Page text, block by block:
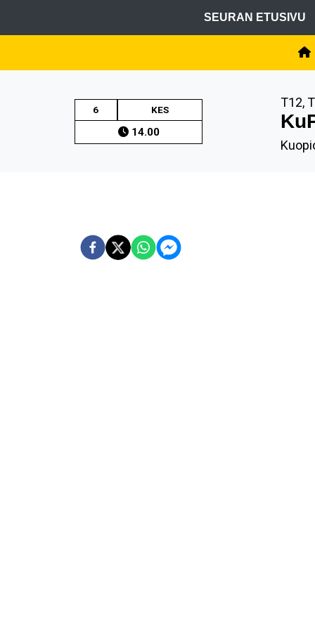
SEURAN ETUSIVU
6 KES
14.00
T12,